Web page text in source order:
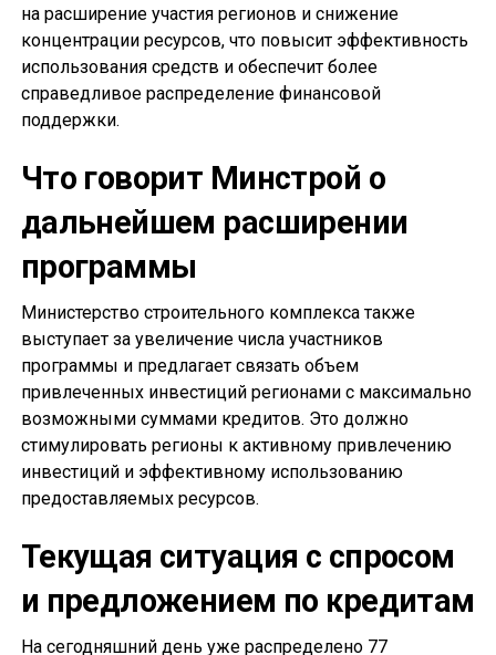
на расширение участия регионов и снижение
концентрации ресурсов, что повысит эффективность
использования средств и обеспечит более
справедливое распределение финансовой
поддержки.
Что говорит Минстрой о
дальнейшем расширении
программы
Министерство строительного комплекса также
выступает за увеличение числа участников
программы и предлагает связать объем
привлеченных инвестиций регионами с максимально
возможными суммами кредитов. Это должно
стимулировать регионы к активному привлечению
инвестиций и эффективному использованию
предоставляемых ресурсов.
Текущая ситуация с спросом
и предложением по кредитам
На сегодняшний день уже распределено 77